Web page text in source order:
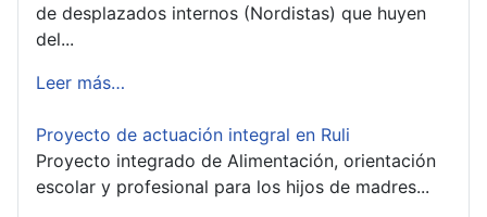
de desplazados internos (Nordistas) que huyen
del...
Leer más…
Proyecto de actuación integral en Ruli
Proyecto integrado de Alimentación, orientación
escolar y profesional para los hijos de madres...